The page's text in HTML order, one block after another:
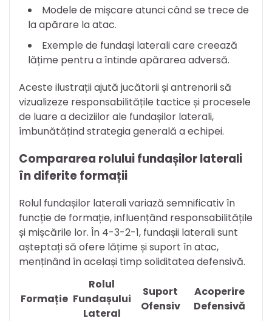
Modele de mișcare atunci când se trece de
la apărare la atac.
Exemple de fundași laterali care creează
lățime pentru a întinde apărarea adversă.
Aceste ilustrații ajută jucătorii și antrenorii să
vizualizeze responsabilitățile tactice și procesele
de luare a deciziilor ale fundașilor laterali,
îmbunătățind strategia generală a echipei.
Compararea rolului fundașilor laterali
în diferite formații
Rolul fundașilor laterali variază semnificativ în
funcție de formație, influențând responsabilitățile
și mișcările lor. În 4-3-2-1, fundașii laterali sunt
așteptați să ofere lățime și suport în atac,
menținând în același timp soliditatea defensivă.
Formație
Rolul
Fundașului
Lateral
Suport
Ofensiv
Acoperire
Defensivă